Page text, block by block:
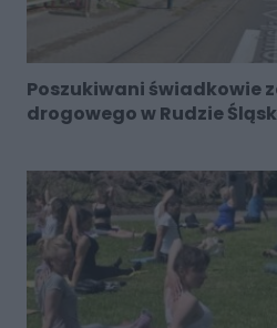
Poszukiwani świadkowie
drogowego w Rudzie